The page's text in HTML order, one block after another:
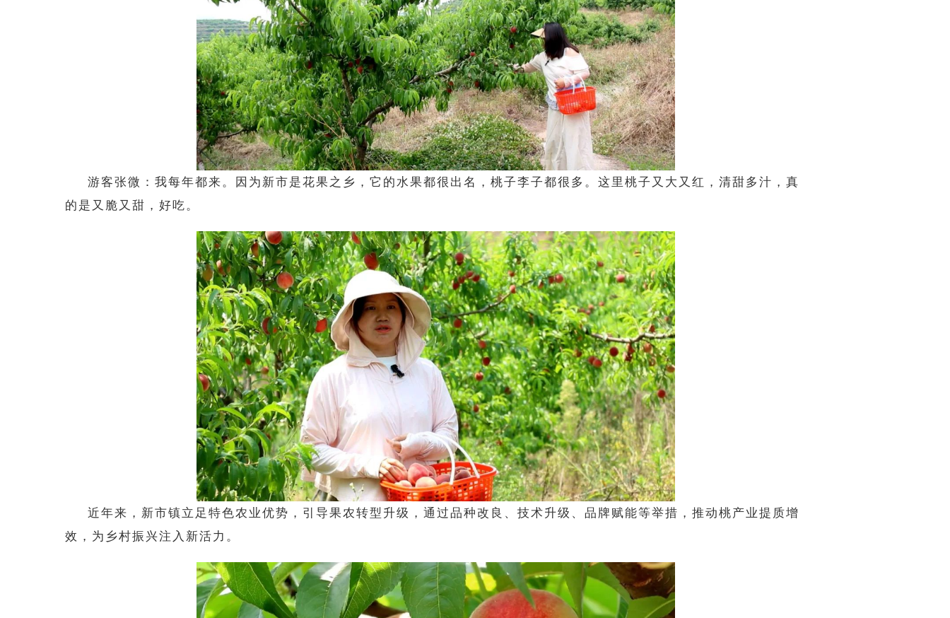
游客张微：我每年都来。因为新市是花果之乡，它的水果都很出名， 桃子李子都很多。这里桃子又大又红，清甜多汁，真
的是又脆又甜，好吃。
近年来，新市镇立足特色农业优势，引导果农转型升级，通过品种改良、技术升级、品牌赋能等举措，推动桃产业提质增
效，为乡村振兴注入新活力。